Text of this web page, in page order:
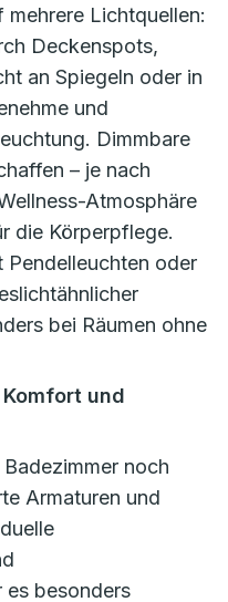
mehrere Lichtquellen:
Deckenspots,
an Spiegeln oder in
und
Dimmbare
– je nach
Atmosphäre
die Körperpflege.
oder
bei Räumen ohne
und
noch
Armaturen und
es besonders